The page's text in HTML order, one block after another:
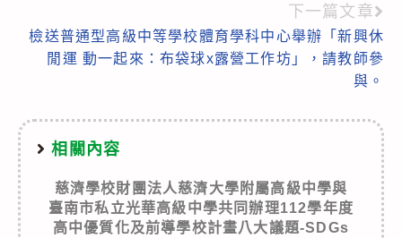
下一篇文章
檢送普通型高級中等學校體育學科中心舉辦「新興休
閒運 動一起來：布袋球x露營工作坊」，請教師參
與。
相關內容
慈濟學校財團法人慈濟大學附屬高級中學與
臺南市私立光華高級中學共同辦理112學年度
高中優質化及前導學校計畫八大議題-SDGs